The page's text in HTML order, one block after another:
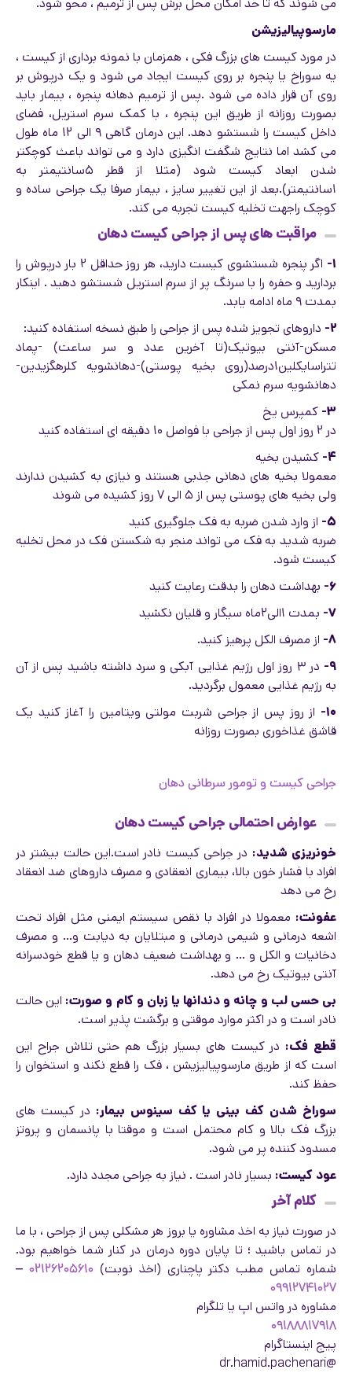
مارسوپیالیزیشن
در مورد کیست های بزرگ فکی ، همزمان با نمونه برداری از کیست ،
یه سوراخ یا پنجره بر روی کیست ایجاد می شود و یک درپوش بر
روی آن قرار داده می شود .پس از ترمیم دهانه پنجره ، بیمار باید
بصورت روزانه از طریق این پنجره ، با کمک سرم استریل، فضای
داخل کیست را شستشو دهد. این درمان گاهی ۹ الی ۱۲ ماه طول
می کشد اما نتایج شگفت انگیزی دارد و می تواند باعث کوچکتر
شدن ابعاد کیست شود (مثلا از قطر ۵سانتیمتر به
۱سانتیمتر).بعد از این تغییر سایز ، بیمار صرفا یک جراحی ساده و
کوچک راجهت تخلیه کیست تجربه می کند.
مراقبت های پس از جراحی کیست دهان
۱-
اگر پنجره شستشوی کیست دارید، هر روز حداقل ۲ بار درپوش را
بردارید و حفره را با سرنگ پر از سرم استریل شستشو دهید . اینکار
بمدت ۹ ماه ادامه یابد.
۲- داروهای تجویز شده پس از جراحی را طبق نسخه استفاده کنید:
مسکن-آنتی بیوتیک(تا آخرین عدد و سر ساعت) -پماد
تتراسایکلین۱درصد(روی بخیه پوستی)-دهانشویه کلرهگزیدین-
دهانشویه سرم نمکی
۳- کمپرس یخ
در ۲ روز اول پس از جراحی با فواصل ۱۰ دقیقه ای استفاده کنید
۴- کشیدن بخیه
معمولا بخیه های دهانی جذبی هستند و نیازی به کشیدن ندارند
ولی بخیه های پوستی پس از ۵ الی ۷ روز کشیده می شوند
۵- از وارد شدن ضربه به فک جلوگیری کنید
ضربه شدید به فک می تواند منجر به شکستن فک در محل تخلیه
کیست شود.
۶- بهداشت دهان را بدقت رعایت کنید
۷- بمدت ۱الی۲ماه سیگار و قلیان نکشید
۸- از مصرف الکل پرهیز کنید.
۹-
در ۳ روز اول رژیم غذایی آبکی و سرد داشته باشید پس از آن
به رژیم غذایی معمول برگردید.
۱۰-
از روز پس از جراحی شربت مولتی ویتامین را آغاز کنید یک
قاشق غذاخوری بصورت روزانه
جراحی کیست و تومور سرطانی دهان
عوارض احتمالی جراحی کیست دهان
خونریزی شدید: در جراحی کیست نادر است.این حالت بیشتر در
افراد با فشار خون بالا، بیماری انعقادی و مصرف داروهای ضد انعقاد
رخ می دهد
عفونت: معمولا در افراد با نقص سیستم ایمنی مثل افراد تحت
اشعه درمانی و شیمی درمانی و مبتلایان به دیابت و… و مصرف
دخانیات و الکل و … و بهداشت ضعیف دهان و یا قطع خودسرانه
آنتی بیوتیک رخ می دهد.
بی حسی لب و چانه و دندانها یا زبان و کام و صورت: این حالت
نادر است و در اکثر موارد موقتی و برگشت پذیر است.
قطع فک: در کیست های بسیار بزرگ هم حتی تلاش جراح این
است که از طریق مارسوپیالیزیشن ، فک را قطع نکند و استخوان را
حفظ کند.
سوراخ شدن کف بینی یا کف سینوس بیمار: در کیست های
بزرگ فک بالا و کام محتمل است و موقتا با پانسمان و پروتز
مسدود کننده پر می شود.
عود کیست: بسیار نادر است . نیاز به جراحی مجدد دارد.
کلام آخر
در صورت نیاز به اخذ مشاوره یا بروز هر مشکلی پس از جراحی ، با ما
در تماس باشید ؛ تا پایان دوره درمان در کنار شما خواهیم بود.
شماره تماس مطب دکتر پاچناری (اخذ نوبت)۰۲۱۲۶۲۰۵۶۱۰ –
۰۹۹۱۲۷۴۱۰۲۷
مشاوره در واتس اپ یا تلگرام
۰۹۱۸۸۸۱۷۹۱۸
پیج اینستاگرام
@dr.hamid.pachenari